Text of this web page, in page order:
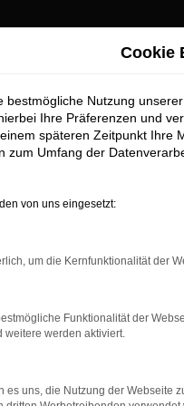
Ihrem Audi Händler
Wahl
noch steigern lässt,
Wir sind stolz darauf,
Audi A5 Neuwagen
bestimmen die
Cookie
bestmögliche Nutzung
Ihre Präferenzen und
späteren Zeitpunkt
zum Umfang der
von uns eingesetzt:
um die Kernfunktionalität der
Funktionalität der
weitere werden aktiviert.
es uns, die Nutzung der Webseite